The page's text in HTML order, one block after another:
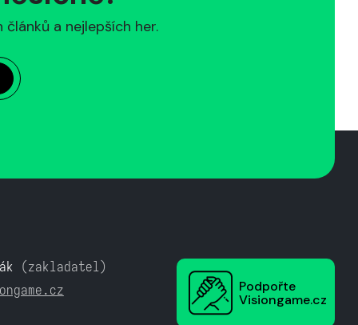
a nejlepších her.
(zakladatel)
Podpořte
Visiongame.cz